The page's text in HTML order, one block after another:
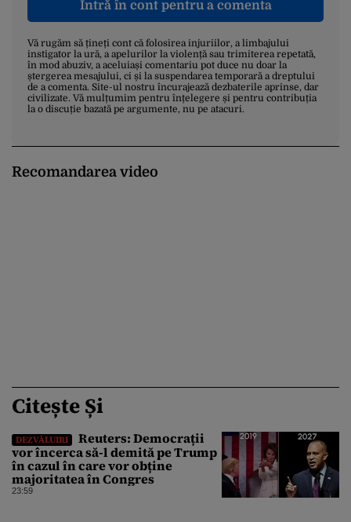
Intră în cont pentru a comenta
Vă rugăm să țineți cont că folosirea injuriilor, a limbajului
instigator la ură, a apelurilor la violență sau trimiterea repetată,
în mod abuziv, a aceluiași comentariu pot duce nu doar la
ștergerea mesajului, ci și la suspendarea temporară a dreptului
de a comenta. Site-ul nostru încurajează dezbaterile aprinse, dar
civilizate. Vă mulțumim pentru înțelegere și pentru contribuția
la o discuție bazată pe argumente, nu pe atacuri.
Recomandarea video
Citește Și
DEZVĂLUIRI
Reuters: Democrații
vor încerca să-l demită pe Trump
în cazul în care vor obține
majoritatea în Congres
23:59